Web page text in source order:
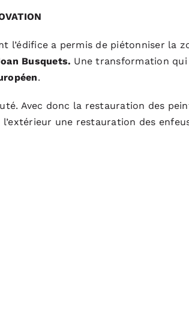
l’édifice a permis de piétonniser la
Busquets. Une transformation
.
Avec donc la restauration des
une restauration des